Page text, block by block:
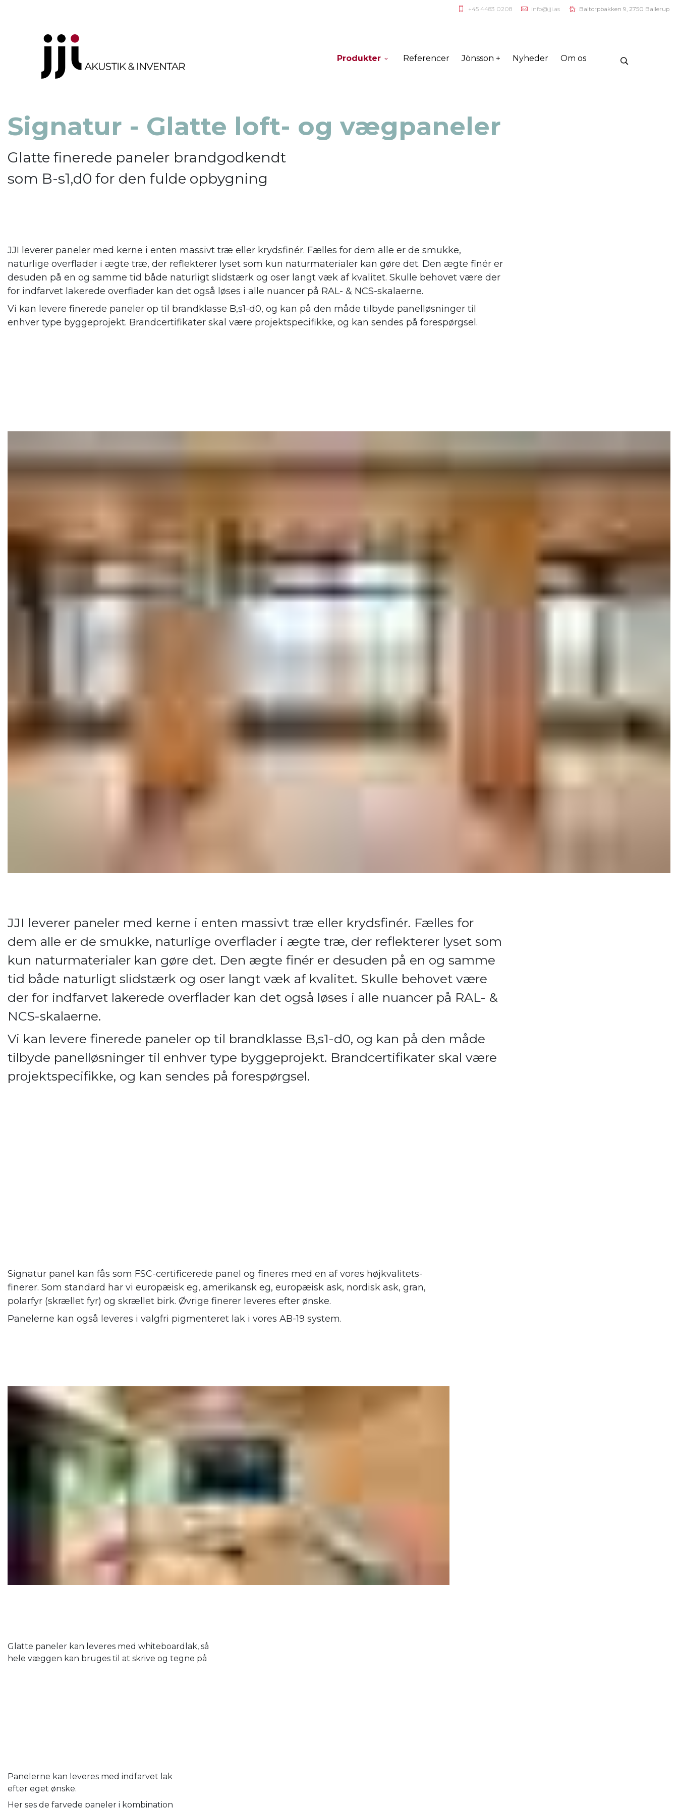
+45 4483 0208 info@jji.as Baltorpbakken 9, 2750 Ballerup
Produkter Referencer Jönsson + Nyheder Om os
Signatur - Glatte loft- og vægpaneler
Glatte finerede paneler brandgodkendt
som B-s1,d0 for den fulde opbygning
JJI leverer paneler med kerne i enten massivt træ eller krydsfinér. Fælles for dem alle er de smukke,
naturlige overflader i ægte træ, der reflekterer lyset som kun naturmaterialer kan gøre det. Den ægte finér er
desuden på en og samme tid både naturligt slidstærk og oser langt væk af kvalitet. Skulle behovet være der
for indfarvet lakerede overflader kan det også løses i alle nuancer på RAL- & NCS-skalaerne.
Vi kan levere finerede paneler op til brandklasse B,s1-d0, og kan på den måde tilbyde panelløsninger til
enhver type byggeprojekt. Brandcertifikater skal være projektspecifikke, og kan sendes på forespørgsel.
JJI leverer paneler med kerne i enten massivt træ eller krydsfinér. Fælles for
dem alle er de smukke, naturlige overflader i ægte træ, der reflekterer lyset som
kun naturmaterialer kan gøre det. Den ægte finér er desuden på en og samme
tid både naturligt slidstærk og oser langt væk af kvalitet. Skulle behovet være
der for indfarvet lakerede overflader kan det også løses i alle nuancer på RAL- &
NCS-skalaerne.
Vi kan levere finerede paneler op til brandklasse B,s1-d0, og kan på den måde
tilbyde panelløsninger til enhver type byggeprojekt. Brandcertifikater skal være
projektspecifikke, og kan sendes på forespørgsel.
Signatur panel kan fås som FSC-certificerede panel og fineres med en af vores højkvalitets-
finerer. Som standard har vi europæisk eg, amerikansk eg, europæisk ask, nordisk ask, gran,
polarfyr (skrællet fyr) og skrællet birk. Øvrige finerer leveres efter ønske.
Panelerne kan også leveres i valgfri pigmenteret lak i vores AB-19 system.
Glatte paneler kan leveres med whiteboardlak, så
hele væggen kan bruges til at skrive og tegne på
Panelerne kan leveres med indfarvet lak
efter eget ønske.
Her ses de farvede paneler i kombination